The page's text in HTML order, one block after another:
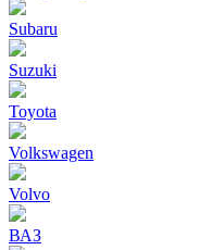
Subaru
Suzuki
Toyota
Volkswagen
Volvo
ВАЗ